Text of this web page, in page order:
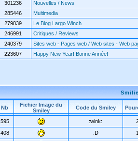
301236
Nouvelles / News
285446
Multimedia
279839
Le Blog Largo Winch
246991
Critiques / Reviews
240379
Sites web - Pages web / Web sites - Web
223607 Happy New Year! Bonne Année!
Nb
Fichier Image du
Smiley
Code du Smiley
595 :wink:
408 :D